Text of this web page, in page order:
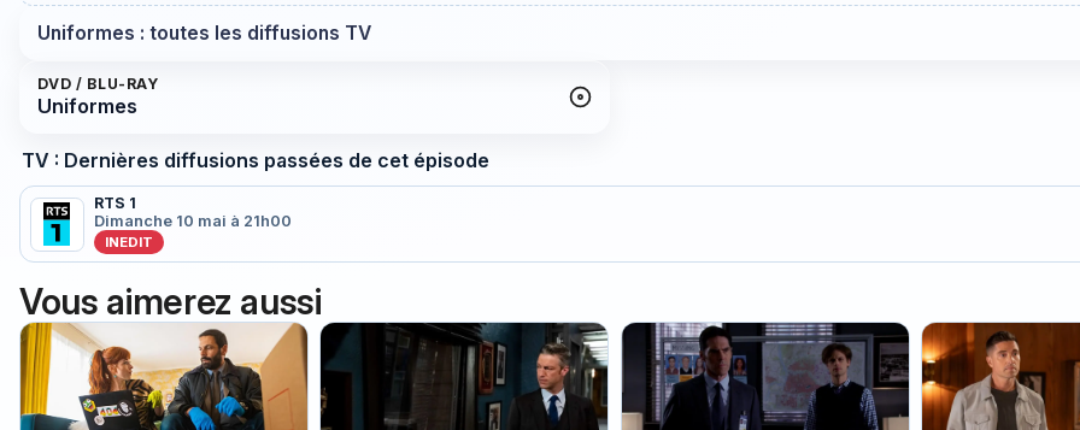
Uniformes : toutes les diffusions TV
DVD / BLU-RAY
Uniformes
TV : Dernières diffusions passées de cet épisode
RTS 1
Dimanche 10 mai à 21h00
INEDIT
Vous aimerez aussi